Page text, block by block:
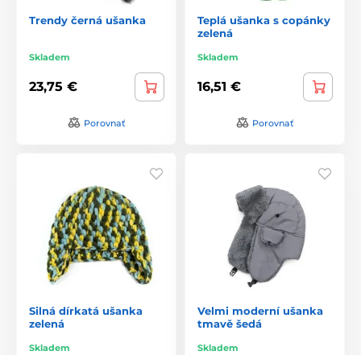
Trendy černá ušanka
Skladem
23,75 €
Porovnať
Teplá ušanka s copánky
zelená
Skladem
16,51 €
Porovnať
Silná dírkatá ušanka
zelená
Skladem
Velmi moderní ušanka
tmavě šedá
Skladem